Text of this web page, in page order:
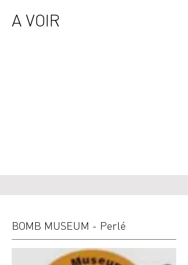
A VOIR
BOMB MUSEUM - Perlé